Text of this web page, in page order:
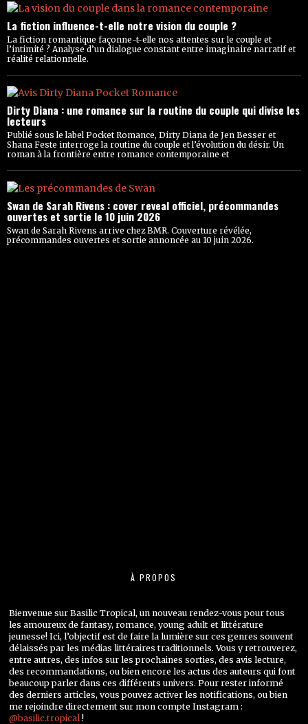
La fiction influence-t-elle notre vision du couple ?
La fiction romantique façonne-t-elle nos attentes sur le couple et
l’intimité ? Analyse d’un dialogue constant entre imaginaire narratif et
réalité relationnelle.
Dirty Diana : une romance sur la routine du couple qui divise les
lecteurs
Publié sous le label Pocket Romance, Dirty Diana de Jen Besser et
Shana Feste interroge la routine du couple et l’évolution du désir. Un
roman à la frontière entre romance contemporaine et
Swan de Sarah Rivens : cover reveal officiel, précommandes
ouvertes et sortie le 10 juin 2026
Swan de Sarah Rivens arrive chez BMR. Couverture révélée,
précommandes ouvertes et sortie annoncée au 10 juin 2026.
À PROPOS
Bienvenue sur Basilic Tropical, un nouveau rendez-vous pour tous
les amoureux de fantasy, romance, young adult et littérature
jeunesse! Ici, l’objectif est de faire la lumière sur ces genres souvent
délaissés par les médias littéraires traditionnels. Vous y retrouverez,
entre autres, des infos sur les prochaines sorties, des avis lecture,
des recommandations, ou bien encore les actus des auteurs qui font
beaucoup parler dans ces différents univers. Pour rester informé
des derniers articles, vous pouvez activer les notifications, ou bien
me rejoindre directement sur mon compte Instagram :
@basilic.tropical !